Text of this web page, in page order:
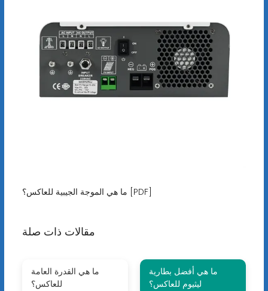
ما هي الموجة الجيبية للعاكس؟ [PDF]
مقالات ذات صلة
ما هي القدرة العامة
للعاكس؟
ما هي أفضل بطارية
ليثيوم للعاكس؟